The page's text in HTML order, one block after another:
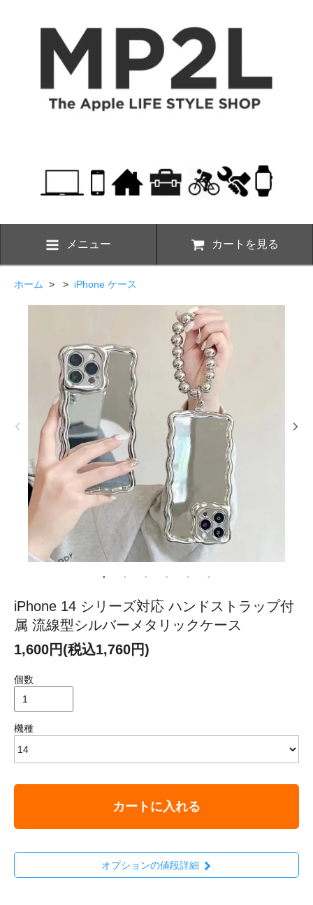
メニュー カートを見る
ホーム > > iPhone ケース
iPhone 14 シリーズ対応 ハンドストラップ付
属 流線型シルバーメタリックケース
1,600円(税込1,760円)
個数
機種
カートに入れる
オプションの値段詳細